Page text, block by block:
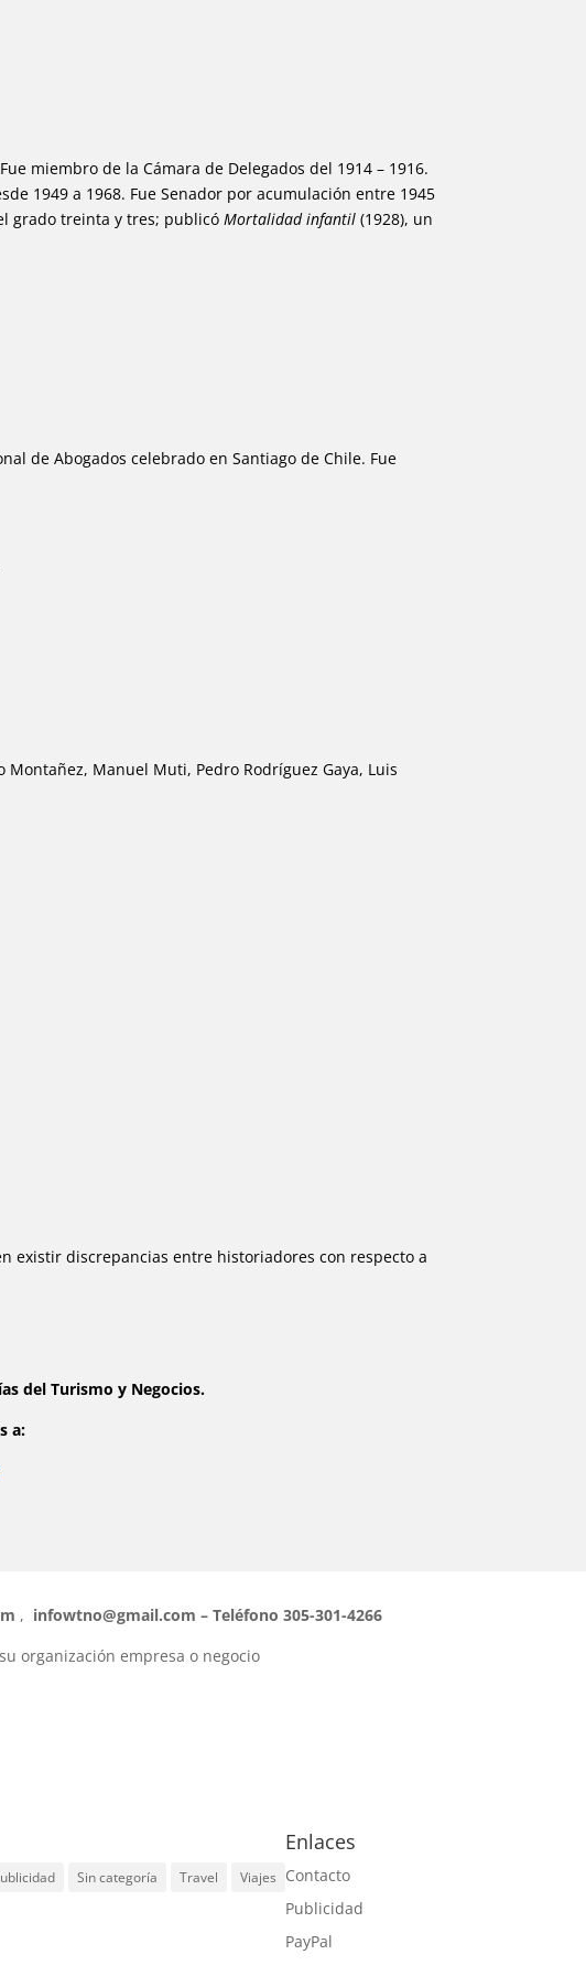
miembro de la Cámara de Delegados del 1914 – 1916.
1949 a 1968. Fue Senador por acumulación entre 1945
grado treinta y tres; publicóMortalidad infantil(1928), un
de Abogados celebrado en Santiago de Chile. Fue
Montañez, Manuel Muti, Pedro Rodríguez Gaya, Luis
existir discrepancias entre historiadores con respecto a
del Turismo y Negocios.
a:
, infowtno@gmail.com – Teléfono 305-301-4266
organización empresa o negocio
Sin categoría Travel Viajes
Enlaces
Contacto
Publicidad
PayPal